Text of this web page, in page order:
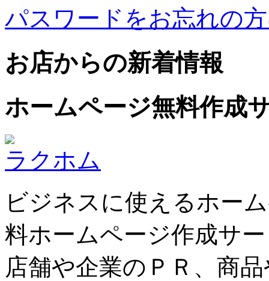
パスワードをお忘れの
お店からの新着情報
ホームページ無料作成
ラクホム
ビジネスに使えるホー
料ホームページ作成サ
店舗や企業のＰＲ、商